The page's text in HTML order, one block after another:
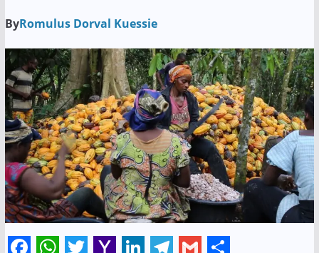
ByRomulus Dorval Kuessie